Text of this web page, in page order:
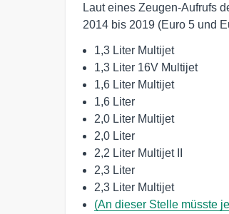
Laut eines Zeugen-Aufrufs
2014 bis 2019 (Euro 5 und
1,3 Liter Multijet
1,3 Liter 16V Multijet
1,6 Liter Multijet
1,6 Liter
2,0 Liter Multijet
2,0 Liter
2,2 Liter Multijet II
2,3 Liter
2,3 Liter Multijet
(An dieser Stelle müsste